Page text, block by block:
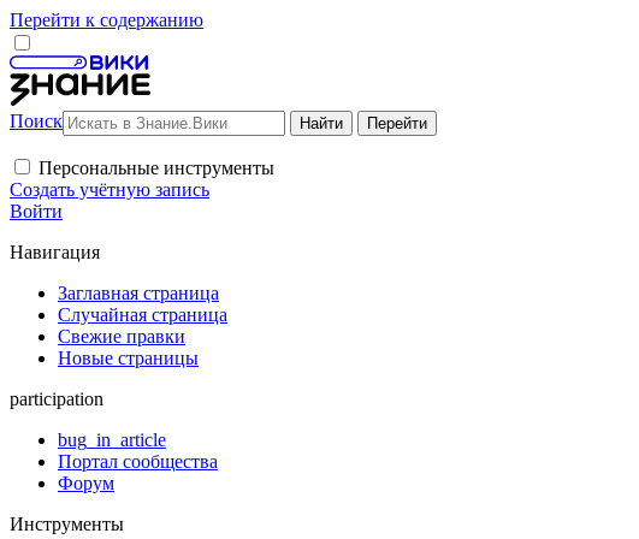
Перейти к содержанию
Поиск
Персональные инструменты
Создать учётную запись
Войти
Навигация
Заглавная страница
Случайная страница
Свежие правки
Новые страницы
participation
bug_in_article
Портал сообщества
Форум
Инструменты